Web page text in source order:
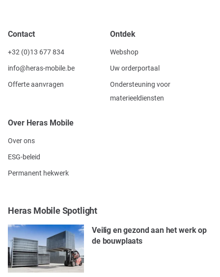
Contact
+32 (0)13 677 834
info@heras-mobile.be
Offerte aanvragen
Ontdek
Webshop
Uw orderportaal
Ondersteuning voor
materieeldiensten
Over Heras Mobile
Over ons
ESG-beleid
Permanent hekwerk
Heras Mobile Spotlight
Veilig en gezond aan het werk op
de bouwplaats